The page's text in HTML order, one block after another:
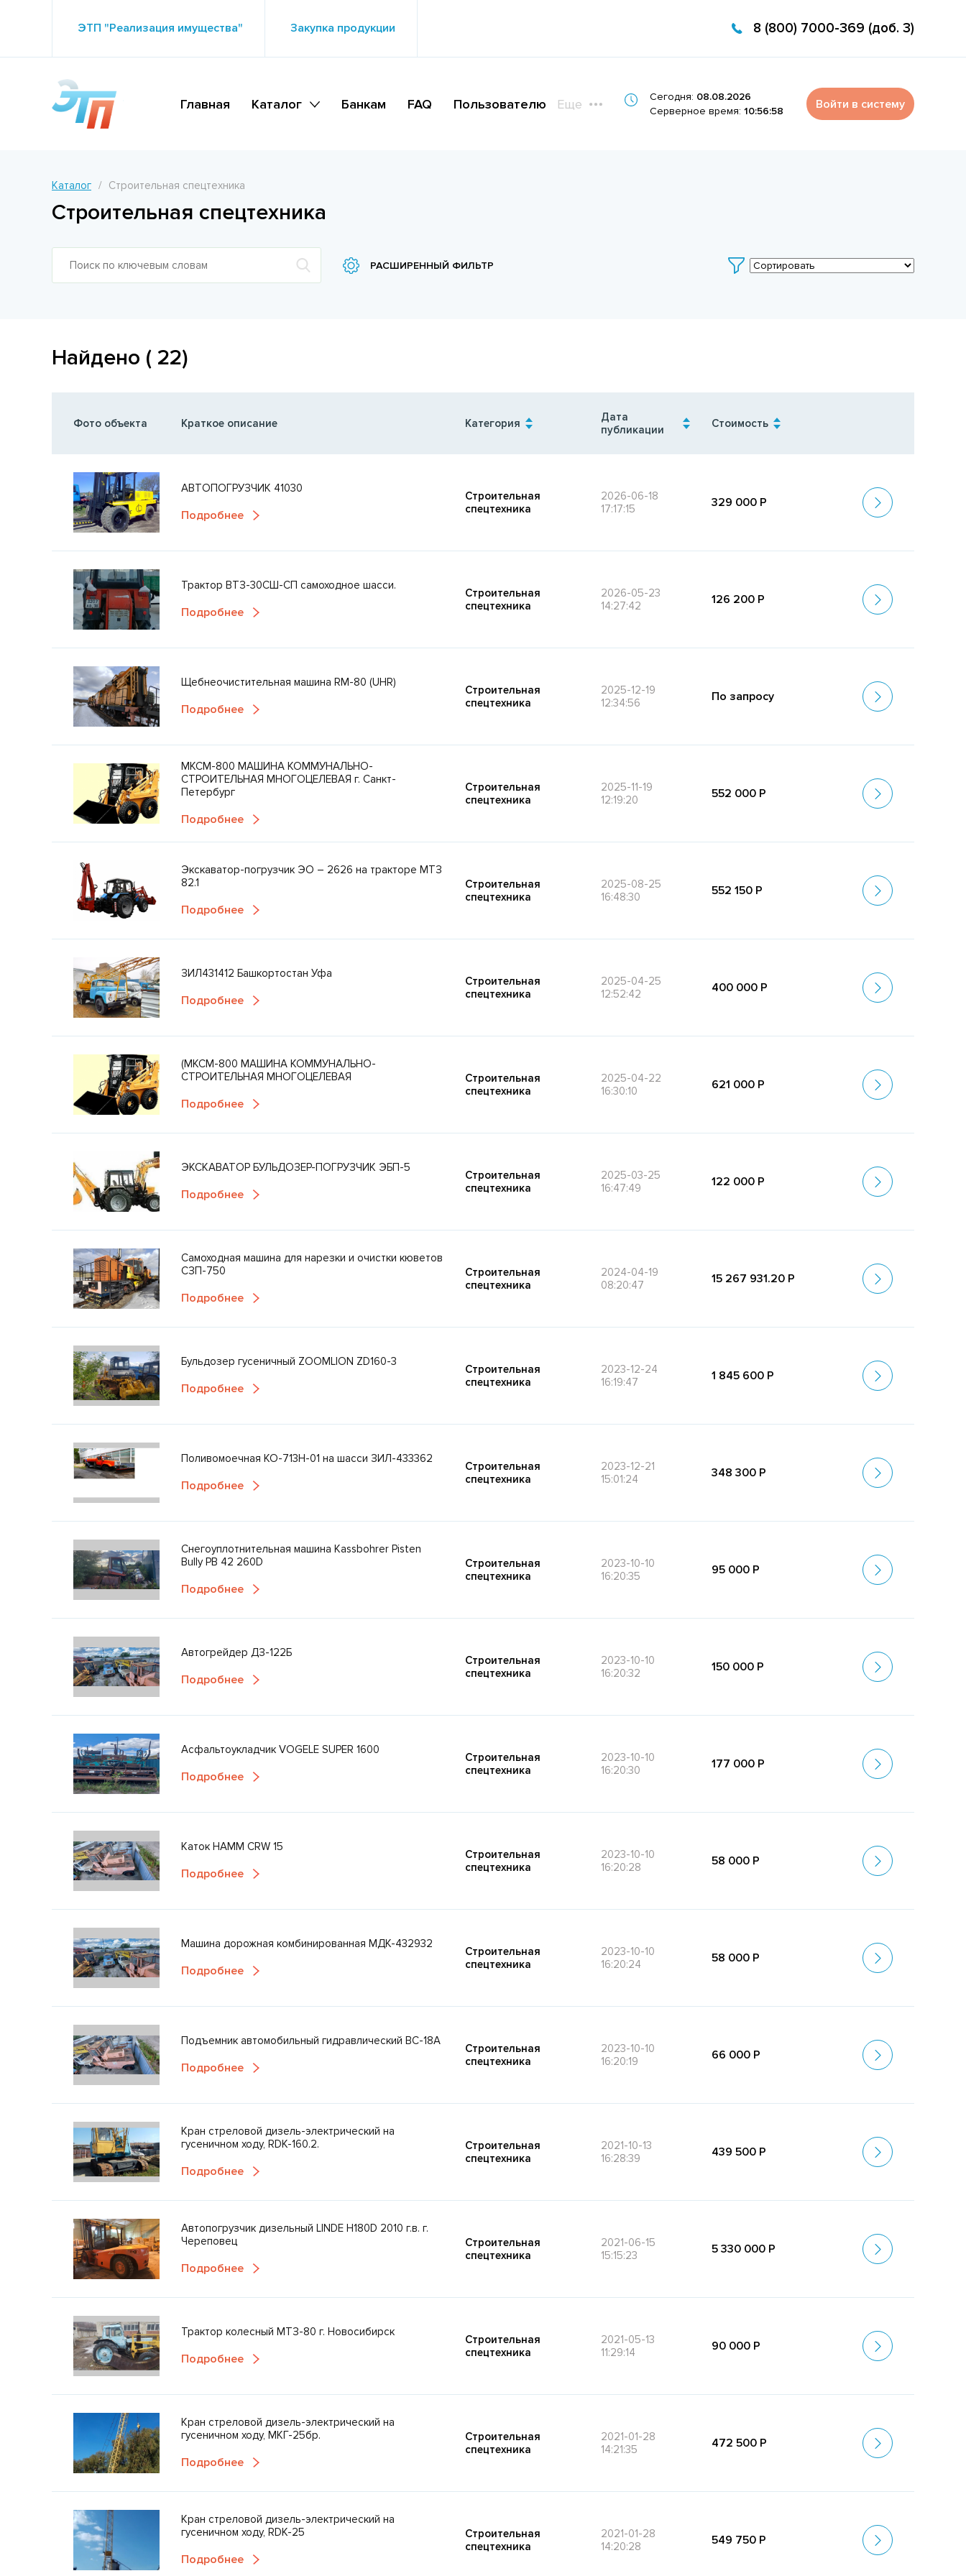
ЭТП "Реализация имущества" Закупка продукции 8 (800) 7000-369 (доб. 3)
Главная Каталог Банкам FAQ Пользователю Еще Сегодня: 08.08.2026
Серверное время:10:56:58 Войти в систему
Каталог Строительная спецтехника
Строительная спецтехника
РАСШИРЕННЫЙ ФИЛЬТР
Найдено ( 22)
Фото объекта Краткое описание Категория
Дата
публикации
Стоимость
АВТОПОГРУЗЧИК 41030
Подробнее
Строительная
спецтехника
2026-06-18
17:17:15
329 000 Р
Трактор ВТЗ-30СШ-СП самоходное шасси.
Подробнее
Строительная
спецтехника
2026-05-23
14:27:42
126 200 Р
Щебнеочистительная машина RM-80 (UHR)
Подробнее
Строительная
спецтехника
2025-12-19
12:34:56
По запросу
МКСМ-800 МАШИНА КОММУНАЛЬНО-
СТРОИТЕЛЬНАЯ МНОГОЦЕЛЕВАЯ г. Санкт-
Петербург
Подробнее
Строительная
спецтехника
2025-11-19
12:19:20
552 000 Р
Экскаватор-погрузчик ЭО – 2626 на тракторе МТЗ
82.1
Подробнее
Строительная
спецтехника
2025-08-25
16:48:30
552 150 Р
ЗИЛ431412 Башкортостан Уфа
Подробнее
Строительная
спецтехника
2025-04-25
12:52:42
400 000 Р
(МКСМ-800 МАШИНА КОММУНАЛЬНО-
СТРОИТЕЛЬНАЯ МНОГОЦЕЛЕВАЯ
Подробнее
Строительная
спецтехника
2025-04-22
16:30:10
621 000 Р
ЭКСКАВАТОР БУЛЬДОЗЕР-ПОГРУЗЧИК ЭБП-5
Подробнее
Строительная
спецтехника
2025-03-25
16:47:49
122 000 Р
Самоходная машина для нарезки и очистки кюветов
СЗП-750
Подробнее
Строительная
спецтехника
2024-04-19
08:20:47
15 267 931.20 Р
Бульдозер гусеничный ZOOMLION ZD160-3
Подробнее
Строительная
спецтехника
2023-12-24
16:19:47
1 845 600 Р
Поливомоечная КО-713Н-01 на шасси ЗИЛ-433362
Подробнее
Строительная
спецтехника
2023-12-21
15:01:24
348 300 Р
Снегоуплотнительная машина Kassbohrer Pisten
Bully PB 42 260D
Подробнее
Строительная
спецтехника
2023-10-10
16:20:35
95 000 Р
Автогрейдер ДЗ-122Б
Подробнее
Строительная
спецтехника
2023-10-10
16:20:32
150 000 Р
Асфальтоукладчик VOGELE SUPER 1600
Подробнее
Строительная
спецтехника
2023-10-10
16:20:30
177 000 Р
Каток НАММ CRW 15
Подробнее
Строительная
спецтехника
2023-10-10
16:20:28
58 000 Р
Машина дорожная комбинированная МДК-432932
Подробнее
Строительная
спецтехника
2023-10-10
16:20:24
58 000 Р
Подъемник автомобильный гидравлический ВС-18А
Подробнее
Строительная
спецтехника
2023-10-10
16:20:19
66 000 Р
Кран стреловой дизель-электрический на
гусеничном ходу, RDK-160.2.
Подробнее
Строительная
спецтехника
2021-10-13
16:28:39
439 500 Р
Автопогрузчик дизельный LINDE H180D 2010 г.в. г.
Череповец
Подробнее
Строительная
спецтехника
2021-06-15
15:15:23
5 330 000 Р
Трактор колесный МТЗ-80 г. Новосибирск
Подробнее
Строительная
спецтехника
2021-05-13
11:29:14
90 000 Р
Кран стреловой дизель-электрический на
гусеничном ходу, МКГ-25бр.
Подробнее
Строительная
спецтехника
2021-01-28
14:21:35
472 500 Р
Кран стреловой дизель-электрический на
гусеничном ходу, RDK-25
Подробнее
Строительная
спецтехника
2021-01-28
14:20:28
549 750 Р